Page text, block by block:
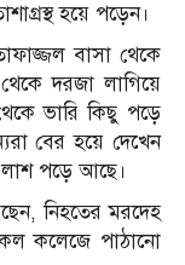
হয়ে পড়েন।
বাসা থেকে
দরজা লাগিয়ে
ভারি কিছু পড়ে
বের হয়ে দেখেন
লাশ পড়ে আছে।
নিহতের মরদেহ
কলেজে পাঠানো